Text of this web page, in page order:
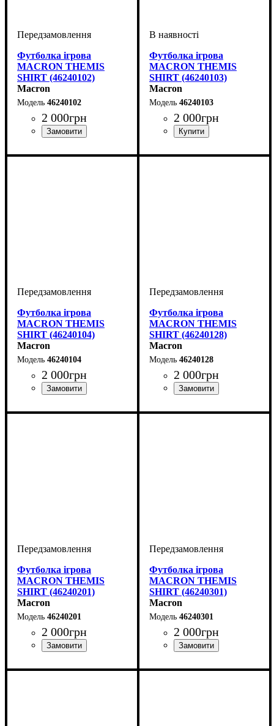
Футболка ігрова
MACRON THEMIS
SHIRT (46240102)
Macron
46240102
2 000грн
Футболка ігрова
MACRON THEMIS
SHIRT (46240103)
Macron
46240103
2 000грн
Футболка ігрова
MACRON THEMIS
SHIRT (46240104)
Macron
46240104
2 000грн
Футболка ігрова
MACRON THEMIS
SHIRT (46240128)
Macron
46240128
2 000грн
Футболка ігрова
MACRON THEMIS
SHIRT (46240201)
Macron
46240201
2 000грн
Футболка ігрова
MACRON THEMIS
SHIRT (46240301)
Macron
46240301
2 000грн